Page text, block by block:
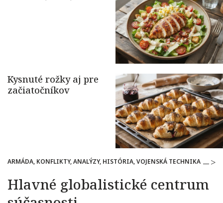
ARMÁDA, KONFLIKTY, ANALÝZY, HISTÓRIA, VOJENSKÁ TECHNIKA